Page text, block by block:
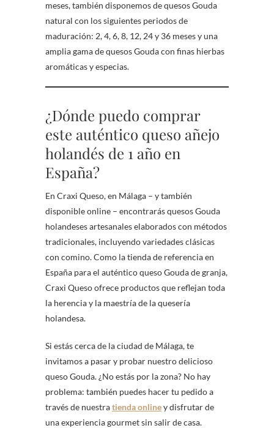
meses, también disponemos de quesos Gouda
natural con los siguientes periodos de
maduración: 2, 4, 6, 8, 12, 24 y 36 meses y una
amplia gama de quesos Gouda con finas hierbas
aromáticas y especias.
¿Dónde puedo comprar
este auténtico queso añejo
holandés de 1 año en
España?
En Craxi Queso, en Málaga – y también
disponible online – encontrarás quesos Gouda
holandeses artesanales elaborados con métodos
tradicionales, incluyendo variedades clásicas
con comino. Como la tienda de referencia en
España para el auténtico queso Gouda de granja,
Craxi Queso ofrece productos que reflejan toda
la herencia y la maestría de la quesería
holandesa.
Si estás cerca de la ciudad de Málaga, te
invitamos a pasar y probar nuestro delicioso
queso Gouda. ¿No estás por la zona? No hay
problema: también puedes hacer tu pedido a
través de nuestratienda onliney disfrutar de
una experiencia gourmet sin salir de casa.